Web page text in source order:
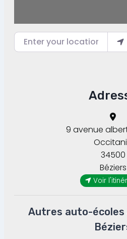
9 avenue
Béziers
34500
Voir
Autres auto-écoles